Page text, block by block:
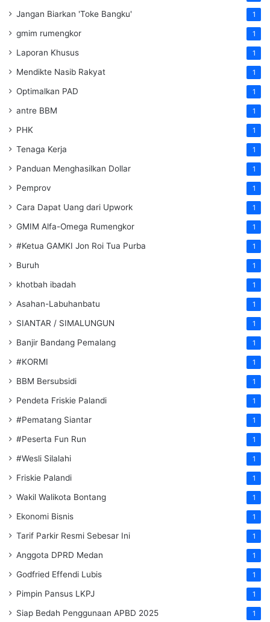
Jangan Biarkan 'Toke Bangku' 1
gmim rumengkor 1
Laporan Khusus 1
Mendikte Nasib Rakyat 1
Optimalkan PAD 1
antre BBM 1
PHK 1
Tenaga Kerja 1
Panduan Menghasilkan Dollar 1
Pemprov 1
Cara Dapat Uang dari Upwork 1
GMIM Alfa-Omega Rumengkor 1
#Ketua GAMKI Jon Roi Tua Purba 1
Buruh 1
khotbah ibadah 1
Asahan-Labuhanbatu 1
SIANTAR / SIMALUNGUN 1
Banjir Bandang Pemalang 1
#KORMI 1
BBM Bersubsidi 1
Pendeta Friskie Palandi 1
#Pematang Siantar 1
#Peserta Fun Run 1
#Wesli Silalahi 1
Friskie Palandi 1
Wakil Walikota Bontang 1
Ekonomi Bisnis 1
Tarif Parkir Resmi Sebesar Ini 1
Anggota DPRD Medan 1
Godfried Effendi Lubis 1
Pimpin Pansus LKPJ 1
Siap Bedah Penggunaan APBD 2025 1